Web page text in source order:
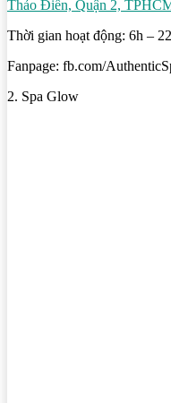
Thảo Điền, Quận 2,
Thời gian hoạt động: 6h –
Fanpage: fb.com/
2. Spa Glow